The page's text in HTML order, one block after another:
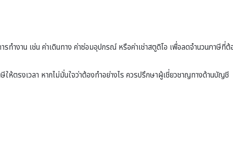
ทำงาน เช่น ค่าเดินทาง ค่าซ่อมอุปกรณ์ หรือค่าเช่าสตูดิโอ เพื่อลดจำนวนภาษีที่ต้
ให้ตรงเวลา หากไม่มั่นใจว่าต้องทำอย่างไร ควรปรึกษาผู้เชี่ยวชาญทางด้านบัญชี